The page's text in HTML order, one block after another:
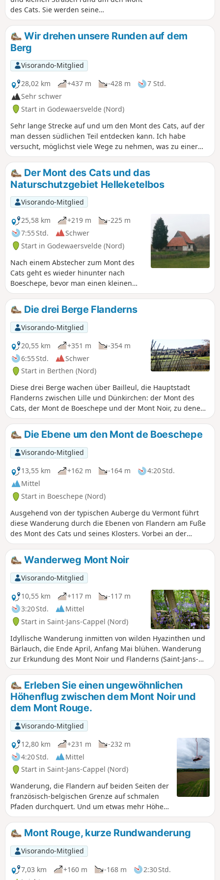
des Cats. Sie werden seine
Aussichtspunkte, Kapellen, sein
Kulturerbe und seine leichten
Höhenunterschiede entdecken.
Wir drehen unsere Runden auf dem
Berg
Visorando-Mitglied
28,02 km
+437 m -428 m
7 Std.
Sehr schwer
Start in Godewaersvelde (Nord)
Sehr lange Strecke auf und um den Mont des Cats, auf der
man dessen südlichen Teil entdecken kann. Ich habe
versucht, möglichst viele Wege zu nehmen, was zu einer
sehr kurvenreichen Route führt (daher der Titel der
Wanderung). Vorsicht auf den kleinen Straßen, wo die Sicht
nicht immer sehr gut ist.
Der Mont des Cats und das
Naturschutzgebiet Helleketelbos
Visorando-Mitglied
25,58 km
+219 m
-225 m
7:55 Std.
Schwer
Start in Godewaersvelde (Nord)
Nach einem Abstecher zum Mont des
Cats geht es wieder hinunter nach
Boeschepe, bevor man einen kleinen
Abstecher nach Belgien in die Nähe von
Poperinge macht. Als Bonus gibt es eine
„kleine“ Rundwanderung im
Naturschutzgebiet Helleketelbos – nur
um sich die Wanderschuhe schmutzig
zu machen.
Die drei Berge Flanderns
Visorando-Mitglied
20,55 km
+351 m
-354 m
6:55 Std.
Schwer
Start in Berthen (Nord)
Diese drei Berge wachen über Bailleul, die Hauptstadt
Flanderns zwischen Lille und Dünkirchen: der Mont des
Cats, der Mont de Boeschepe und der Mont Noir, zu denen
noch der Mont Kokereel hinzukommt. Von den Gipfeln
dieser kleinen Hügel (180 m) hat man einen schönen Blick
auf die umliegende Landschaft. Diese Route bietet mehrere
Sehenswürdigkeiten wie das Haus von Marguerite
Yourcenar am Mont Noir, die Mühle von Boschepe im
gleichnamigen Dorf, den Mont des Cats und seine 1826
gegründete Zisterzienserabtei.
Die Ebene um den Mont de Boeschepe
Visorando-Mitglied
13,55 km
+162 m -164 m
4:20 Std.
Mittel
Start in Boeschepe (Nord)
Ausgehend von der typischen Auberge du Vermont führt
diese Wanderung durch die Ebenen von Flandern am Fuße
des Mont des Cats und seines Klosters. Vorbei an der
Moulin de l'Ingratitude und der Estaminet le Vierpot. Weiter
geht es über die Berge von Boeschepe und Kokereel. Blick
auf Belgien, Bailleul.
Wanderweg Mont Noir
Visorando-Mitglied
10,55 km
+117 m
-117 m
3:20 Std.
Mittel
Start in Saint-Jans-Cappel (Nord)
Idyllische Wanderung inmitten von wilden Hyazinthen und
Bärlauch, die Ende April, Anfang Mai blühen. Wanderung
zur Erkundung des Mont Noir und Flanderns (Saint-Jans-
Cappel, Blick auf den Mont des Cats und Bailleul) durch
Unterholz, Waldwege und kleine Straßen.
Erleben Sie einen ungewöhnlichen
Höhenflug zwischen dem Mont Noir und
dem Mont Rouge.
Visorando-Mitglied
12,80 km
+231 m
-232 m
4:20 Std.
Mittel
Start in Saint-Jans-Cappel (Nord)
Wanderung, die Flandern auf beiden Seiten der
französisch-belgischen Grenze auf schmalen
Pfaden durchquert. Und um etwas mehr Höhe
zu gewinnen, können Sie ein ungewöhnliches
Fortbewegungsmittel ausprobieren, das seit
1958 den Mont Noir und den Mont Rouge
verbindet!Eine Wanderung, die für alle, ob groß
oder klein, geeignet ist, mit ein wenig
Höhenunterschied, um die Waden
Mont Rouge, kurze Rundwanderung
Visorando-Mitglied
7,03 km
+160 m -168 m
2:30 Std.